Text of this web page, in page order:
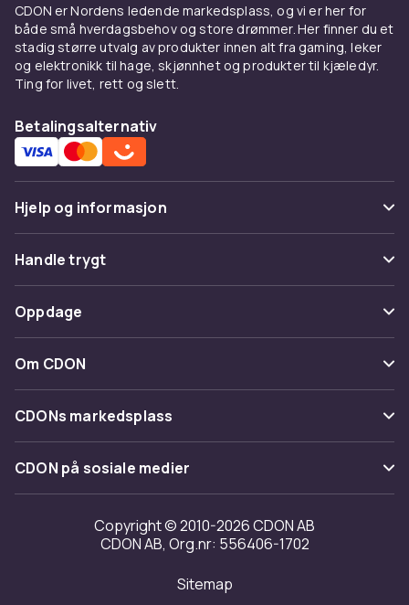
CDON er Nordens ledende markedsplass, og vi er her for
både små hverdagsbehov og store drømmer. Her finner du et
stadig større utvalg av produkter innen alt fra gaming, leker
og elektronikk til hage, skjønnhet og produkter til kjæledyr.
Ting for livet, rett og slett.
Betalingsalternativ
Hjelp og informasjon
Vanlige spørsmål
Spor pakke
Angre & returner her
Kontakt oss
Handle trygt
Betaling
Levering
Tilbakekallinger
Oppdage
Kategorier
Varemerker
Om CDON
Om oss
Kundeanmeldelser
Jobbe på CDON
Investor relations
Tilgjengelighet
CDONs markedsplass
Merchant Help Center
CDON på sosiale medier
Copyright © 2010-2026 CDON AB
CDON AB, Org.nr: 556406-1702
Sitemap